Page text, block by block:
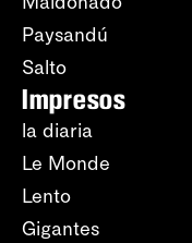
Paysandú
Salto
Impresos
la diaria
Le Monde
Lento
Gigantes